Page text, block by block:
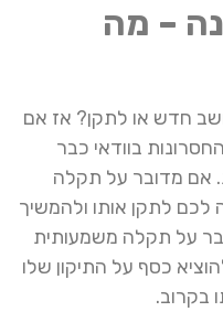
– מה
חדש או לתקן? אז אם
בוודאי כבר
אם מדובר על תקלה
לתקן אותו ולהמשיך
על תקלה משמעותית
כסף על התיקון שלו
בקרוב.